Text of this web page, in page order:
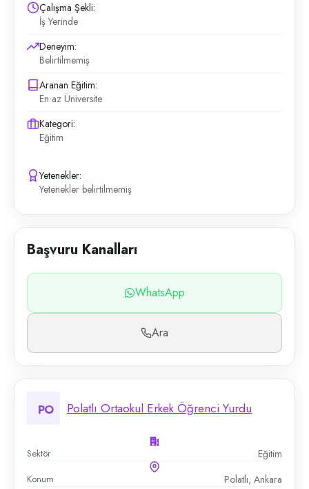
Çalışma Şekli:
İş Yerinde
Deneyim:
Belirtilmemiş
Aranan Eğitim:
En az Üniversite
Kategori:
Eğitim
Yetenekler:
Yetenekler belirtilmemiş
Başvuru Kanalları
WhatsApp
Ara
PO Polatlı Ortaokul Erkek Öğrenci Yurdu
Sektör Eğitim
Konum Polatlı, Ankara